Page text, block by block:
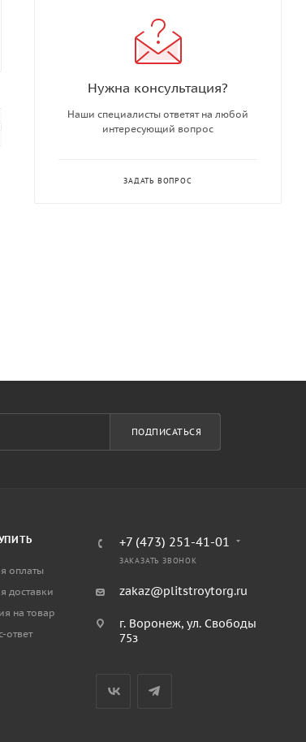
Нужна консультация?
Наши специалисты ответят на любой
интересующий вопрос
ЗАДАТЬ ВОПРОС
ПОДПИСАТЬСЯ
оплаты
доставки
на товар
ответ
+7 (473) 251-41-01
ЗАКАЗАТЬ ЗВОНОК
zakaz@plitstroytorg.ru
г. Воронеж, ул. Свободы
75з